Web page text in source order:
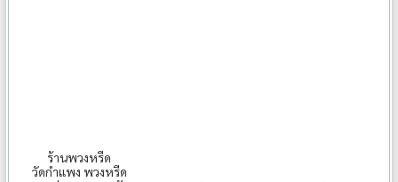
ร้านพวงหรีด
วัดกำแพง พวงหรีด